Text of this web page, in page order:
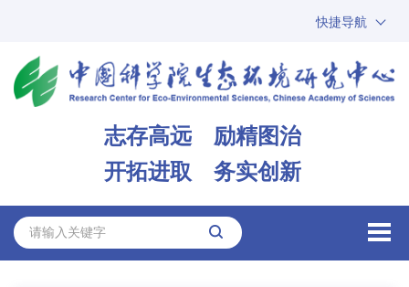
快捷导航
ARP
邮箱
志存高远 励精图治
开拓进取 务实创新